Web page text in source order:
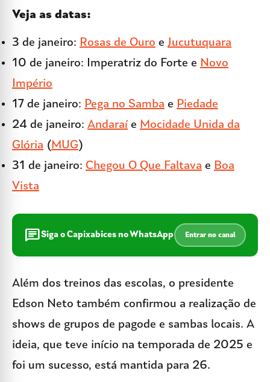
Veja as datas:
3 de janeiro: Rosas de Ouro e Jucutuquara
10 de janeiro: Imperatriz do Forte e Novo
Império
17 de janeiro: Pega no Samba e Piedade
24 de janeiro: Andaraí e Mocidade Unida da
Glória (MUG)
31 de janeiro: Chegou O Que Faltava e Boa
Vista
chatSiga o Capixabices no WhatsApp Entrar no canal
Além dos treinos das escolas, o presidente
Edson Neto também confirmou a realização de
shows de grupos de pagode e sambas locais. A
ideia, que teve início na temporada de 2025 e
foi um sucesso, está mantida para 26.